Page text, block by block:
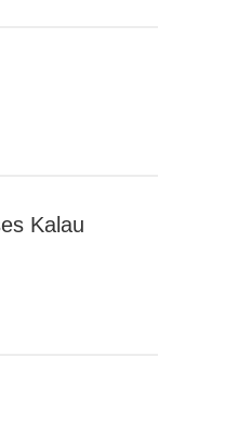
Kalau